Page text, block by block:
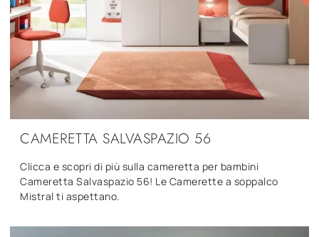
CAMERETTA SALVASPAZIO 56
Clicca e scopri di più sulla cameretta per bambini
Cameretta Salvaspazio 56! Le Camerette a soppalco
Mistral ti aspettano.